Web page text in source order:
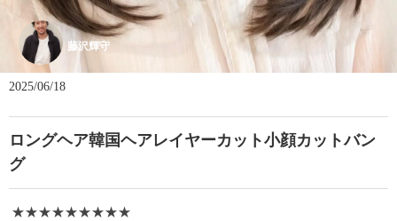
藤沢輝守
2025/06/18
ロングヘア韓国ヘアレイヤーカット小顔カットバン
グ
★★★★★★★★★